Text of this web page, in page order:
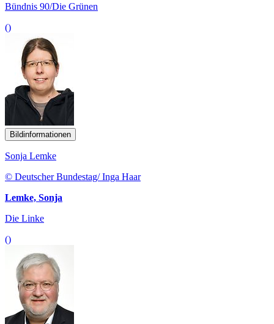
Bündnis 90/Die Grünen
()
Bildinformationen
Sonja Lemke
© Deutscher Bundestag/ Inga Haar
Lemke, Sonja
Die Linke
()